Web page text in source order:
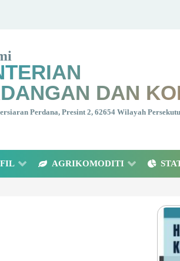
DAN
Perdana, Presint 2, 62654 Wilayah
AGRIKOMODITI